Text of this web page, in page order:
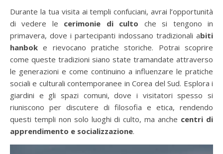
Durante la tua visita ai templi confuciani, avrai l’opportunità
di vedere le cerimonie di culto che si tengono in
primavera, dove i partecipanti indossano tradizionali abiti
hanbok e rievocano pratiche storiche. Potrai scoprire
come queste tradizioni siano state tramandate attraverso
le generazioni e come continuino a influenzare le pratiche
sociali e culturali contemporanee in Corea del Sud. Esplora i
giardini e gli spazi comuni, dove i visitatori spesso si
riuniscono per discutere di filosofia e etica, rendendo
questi templi non solo luoghi di culto, ma anche centri di
apprendimento e socializzazione.